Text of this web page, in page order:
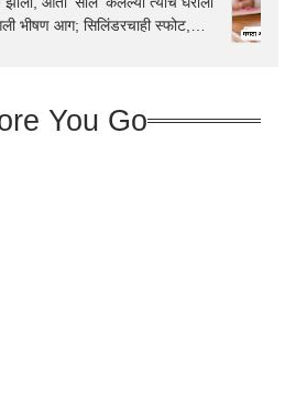
भीषण आग; सिलिंडरचाही स्फोट,
You Go